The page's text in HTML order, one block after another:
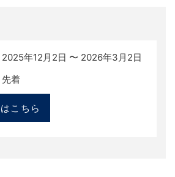
年12月2日 〜 2026年3月2日
着
こちら